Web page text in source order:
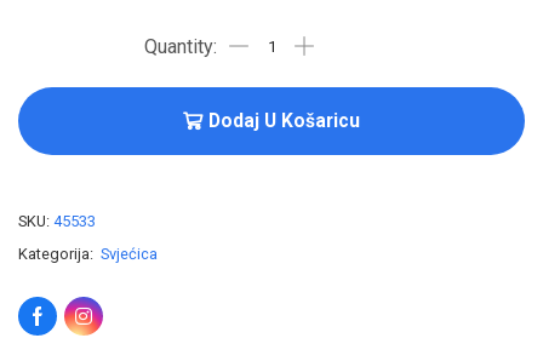
Dodaj U Košaricu
SKU: 45533
Kategorija: Svjećica